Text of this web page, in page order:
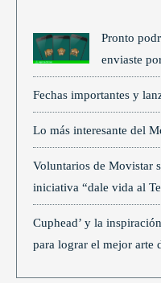
Pronto
enviaste
Fechas importantes y
Lo más interesante del
Voluntarios de Movistar
iniciativa “dale vida al
Cuphead’ y la
para lograr el mejor arte